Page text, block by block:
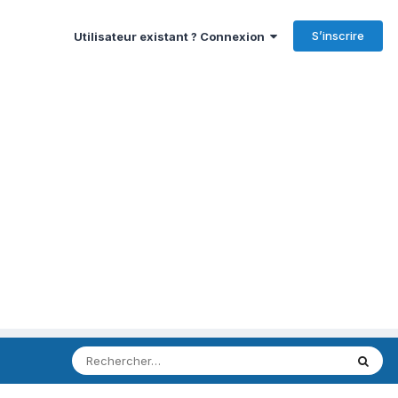
Utilisateur existant ? Connexion S’inscrire